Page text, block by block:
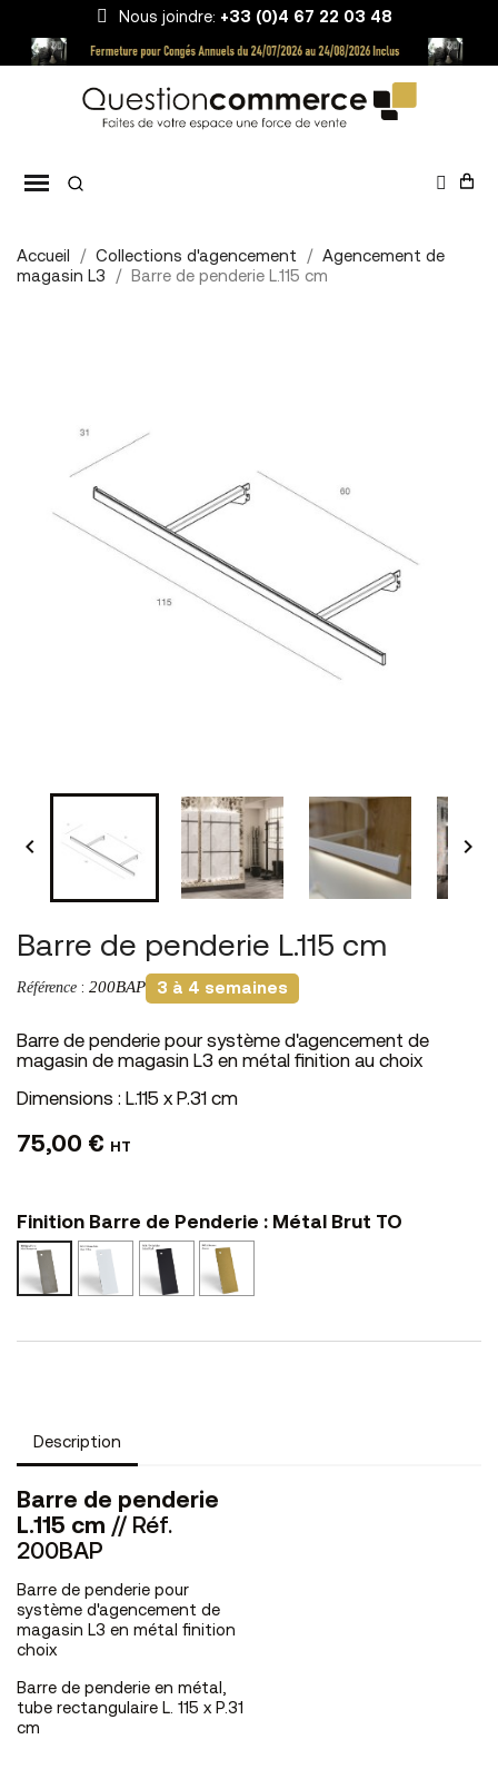
Nous joindre: +33 (0)4 67 22 03 48
Accueil Collections d'agencement
Agencement de
magasin L3
Barre de penderie L.115 cm
 
Barre de penderie L.115 cm
Référence : 200BAP 3 à 4 semaines
Barre de penderie pour système d'agencement de
magasin de magasin L3 en métal finition au choix
Dimensions : L.115 x P.31 cm
75,00 € HT
Finition Barre de Penderie : Métal Brut TO
Métal
Brut
TO
Epoxy
Blanc
BO
Epoxy
Noir
NO
Description
Barre de penderie
L.115 cm // Réf.
200BAP
Barre de penderie pour
système d'agencement de
magasin L3 en métal finition
choix
Barre de penderie en métal,
tube rectangulaire L. 115 x P.31
cm